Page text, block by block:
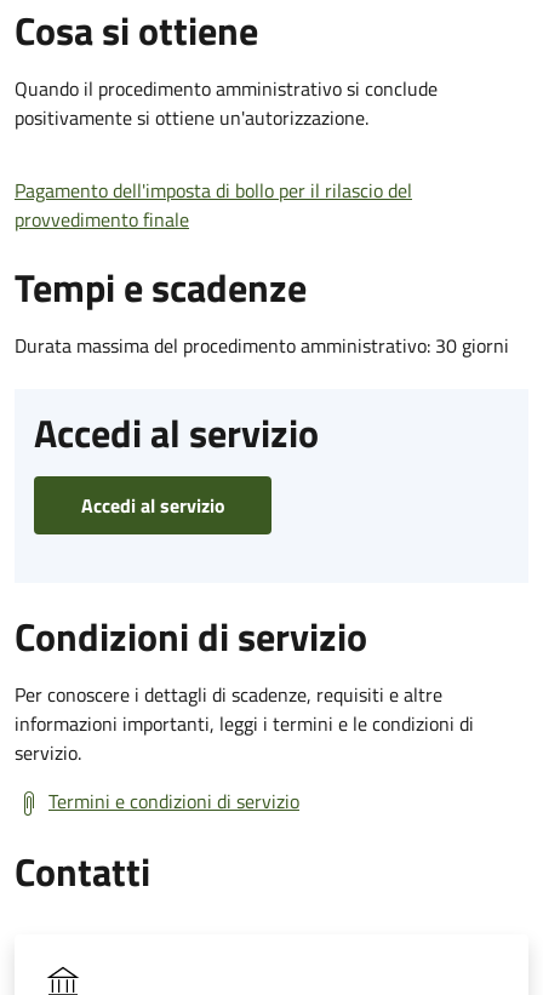
Cosa si ottiene
Quando il procedimento amministrativo si conclude
positivamente si ottiene un'autorizzazione.
Pagamento dell'imposta di bollo per il rilascio del
provvedimento finale
Tempi e scadenze
Durata massima del procedimento amministrativo: 30 giorni
Accedi al servizio
Accedi al servizio
Condizioni di servizio
Per conoscere i dettagli di scadenze, requisiti e altre
informazioni importanti, leggi i termini e le condizioni di
servizio.
Termini e condizioni di servizio
Contatti